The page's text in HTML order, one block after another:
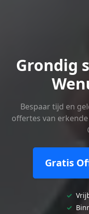
Grondig
Bespaar tijd en
offertes van
Gratis
✓
✓